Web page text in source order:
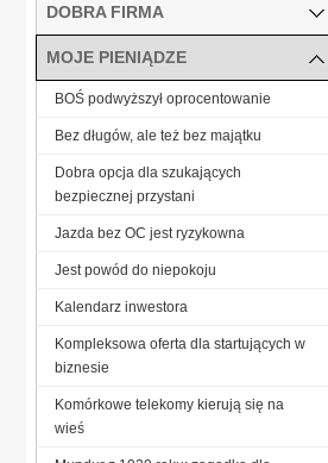
DOBRA FIRMA
MOJE PIENIĄDZE
BOŚ podwyższył oprocentowanie
Bez długów, ale też bez majątku
Dobra opcja dla szukających
bezpiecznej przystani
Jazda bez OC jest ryzykowna
Jest powód do niepokoju
Kalendarz inwestora
Kompleksowa oferta dla startujących w
biznesie
Komórkowe telekomy kierują się na
wieś